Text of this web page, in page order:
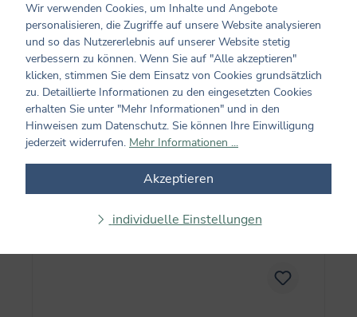
10,00 €*
In den Warenkorb
Wir verwenden Cookies, um Inhalte und Angebote
personalisieren, die Zugriffe auf unsere Website analysieren
und so das Nutzererlebnis auf unserer Website stetig
verbessern zu können. Wenn Sie auf "Alle akzeptieren"
klicken, stimmen Sie dem Einsatz von Cookies grundsätzlich
zu. Detaillierte Informationen zu den eingesetzten Cookies
erhalten Sie unter "Mehr Informationen" und in den
Hinweisen zum Datenschutz. Sie können Ihre Einwilligung
jederzeit widerrufen. Mehr Informationen ...
Akzeptieren
individuelle Einstellungen